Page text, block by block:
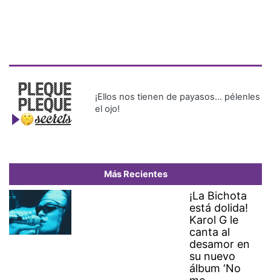
¡Ellos nos tienen de payasos… pélenles
el ojo!
Más Recientes
¡La Bichota
está dolida!
Karol G le
canta al
desamor en
su nuevo
álbum ‘No